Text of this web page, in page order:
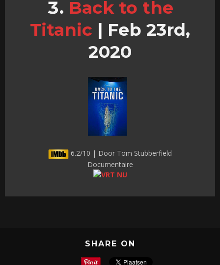
Back to the
Titanic | Feb 23rd,
2020
6.2/10 | Door Tom Stubberfield
Documentaire
SHARE ON